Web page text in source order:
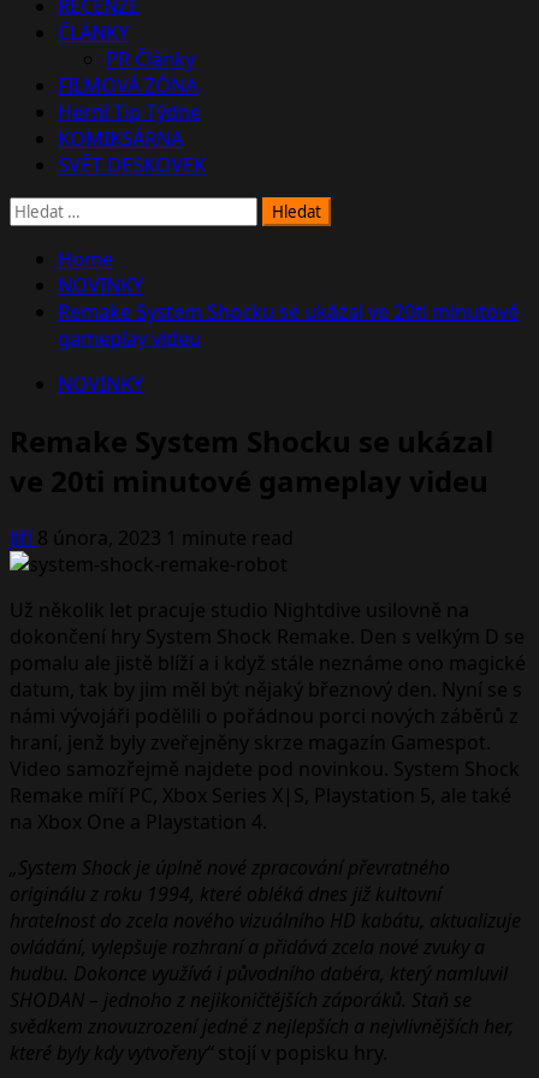
RECENZE
ČLÁNKY
PR Články
FILMOVÁ ZÓNA
Herní Tip Týdne
KOMIKSÁRNA
SVĚT DESKOVEK
Vyhledávání
Home
NOVINKY
Remake System Shocku se ukázal ve 20ti minutové
gameplay videu
NOVINKY
Remake System Shocku se ukázal
ve 20ti minutové gameplay videu
Jiří8 února, 2023 1 minute read
Už několik let pracuje studio Nightdive usilovně na
dokončení hry System Shock Remake. Den s velkým D se
pomalu ale jistě blíží a i když stále neznáme ono magické
datum, tak by jim měl být nějaký březnový den. Nyní se s
námi vývojáři podělili o pořádnou porci nových záběrů z
hraní, jenž byly zveřejněny skrze magazín Gamespot.
Video samozřejmě najdete pod novinkou. System Shock
Remake míří PC, Xbox Series X|S, Playstation 5, ale také
na Xbox One a Playstation 4.
„System Shock je úplně nové zpracování převratného
originálu z roku 1994, které obléká dnes již kultovní
hratelnost do zcela nového vizuálního HD kabátu, aktualizuje
ovládání, vylepšuje rozhraní a přidává zcela nové zvuky a
hudbu. Dokonce využívá i původního dabéra, který namluvil
SHODAN – jednoho z nejikoničtějších záporáků. Staň se
svědkem znovuzrození jedné z nejlepších a nejvlivnějších her,
které byly kdy vytvořeny“ stojí v popisku hry.